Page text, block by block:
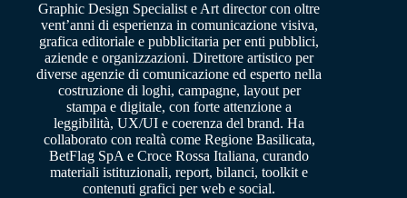
Graphic Design Specialist e Art director con oltre
vent’anni di esperienza in comunicazione visiva,
grafica editoriale e pubblicitaria per enti pubblici,
aziende e organizzazioni. Direttore artistico per
diverse agenzie di comunicazione ed esperto nella
costruzione di loghi, campagne, layout per
stampa e digitale, con forte attenzione a
leggibilità, UX/UI e coerenza del brand. Ha
collaborato con realtà come Regione Basilicata,
BetFlag SpA e Croce Rossa Italiana, curando
materiali istituzionali, report, bilanci, toolkit e
contenuti grafici per web e social.